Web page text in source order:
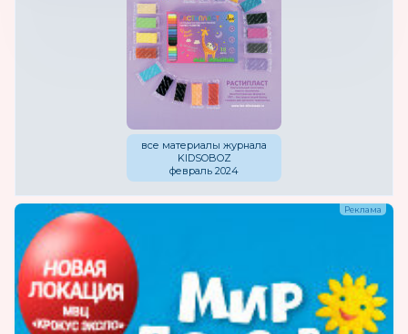
все материалы журнала
KIDSOBOZ
февраль 2024